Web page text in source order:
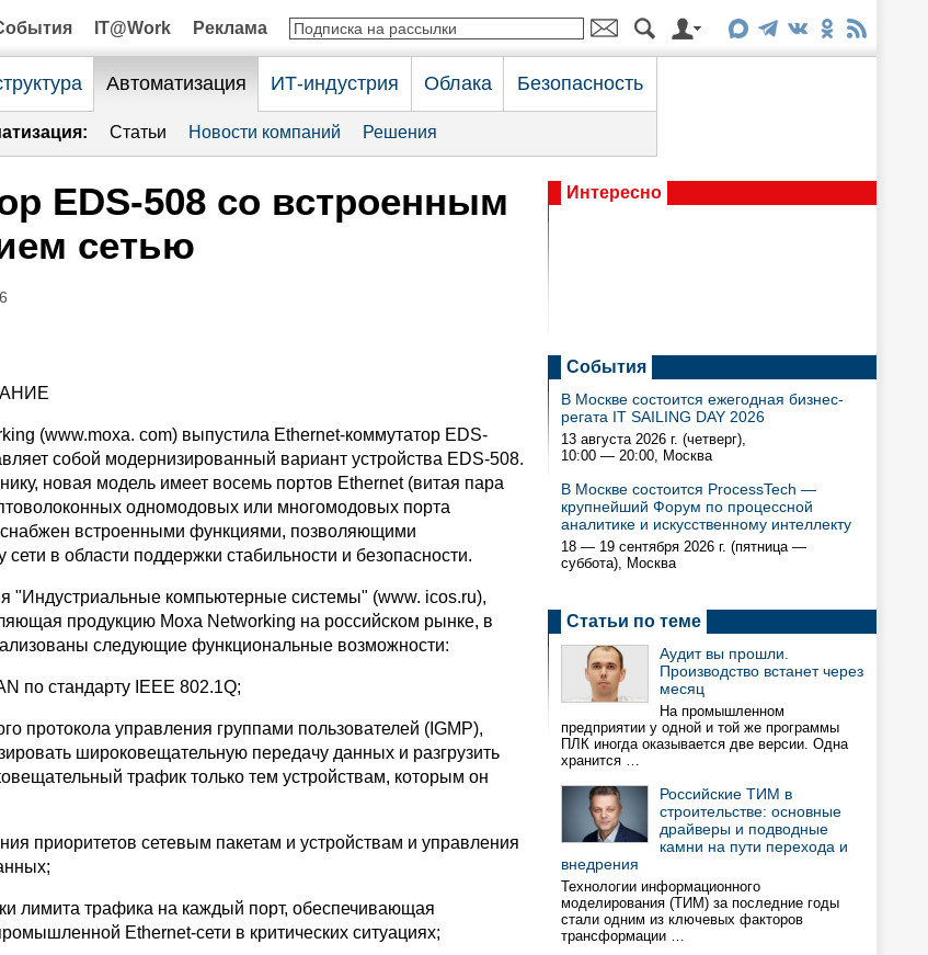
IT@Work Реклама
Автоматизация ИТ-индустрия Облака Безопасность
Статьи Новости компаний Решения
EDS-508 со встроенным
сетью
(www.moxa. com) выпустила Ethernet-коммутатор EDS-
собой модернизированный вариант устройства EDS-508.
новая модель имеет восемь портов Ethernet (витая пара
одномодовых или многомодовых порта
встроенными функциями, позволяющими
сети в области поддержки стабильности и безопасности.
"Индустриальные компьютерные системы" (www. icos.ru),
продукцию Moxa Networking на российском рынке, в
следующие функциональные возможности:
по стандарту IEEE 802.1Q;
протокола управления группами пользователей (IGMP),
широковещательную передачу данных и разгрузить
трафик только тем устройствам, которым он
приоритетов сетевым пакетам и устройствам и управления
лимита трафика на каждый порт, обеспечивающая
Ethernet-сети в критических ситуациях;
Интересно
События
В Москве состоится ежегодная бизнес-
регата IT SAILING DAY 2026
13 августа 2026 г. (четверг),
10:00 — 20:00, Москва
В Москве состоится ProcessTech —
крупнейший Форум по процессной
аналитике и искусственному интеллекту
18 — 19 сентября 2026 г. (пятница —
суббота), Москва
Статьи по теме
Аудит вы прошли.
Производство встанет через
месяц
На промышленном
предприятии у одной и той же программы
ПЛК иногда оказывается две версии. Одна
хранится …
Российские ТИМ в
строительстве: основные
драйверы и подводные
камни на пути перехода и
внедрения
Технологии информационного
моделирования (ТИМ) за последние годы
стали одним из ключевых факторов
трансформации …